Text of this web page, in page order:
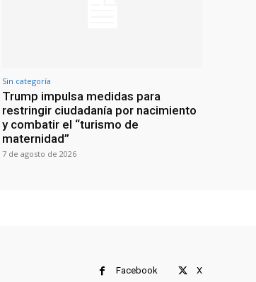
Sin categoría
Trump impulsa medidas para
restringir ciudadanía por nacimiento
y combatir el “turismo de
maternidad”
7 de agosto de 2026
Facebook X